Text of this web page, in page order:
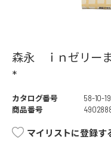
森永 ｉｎゼリー
*
カタログ番号
58-10-
商品番号
マイリストに登録す